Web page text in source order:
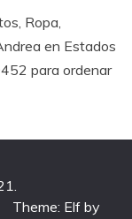
Ropa,
en Estados
para ordenar
Theme: Elf by